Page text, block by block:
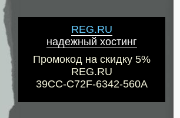
REG.RU
надежный хостинг
Промокод на скидку 5%
REG.RU
39CC-C72F-6342-560A